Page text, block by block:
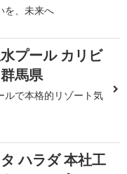
を、未来へ
プール カリビ
馬県
ルで本格的リゾート気
ハラダ 本社工